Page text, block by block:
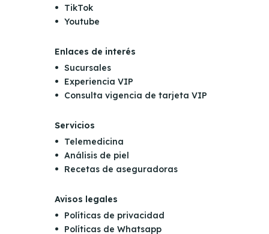
TikTok
Youtube
Enlaces de interés
Sucursales
Experiencia VIP
Consulta vigencia de tarjeta VIP
Servicios
Telemedicina
Análisis de piel
Recetas de aseguradoras
Avisos legales
Políticas de privacidad
Políticas de Whatsapp